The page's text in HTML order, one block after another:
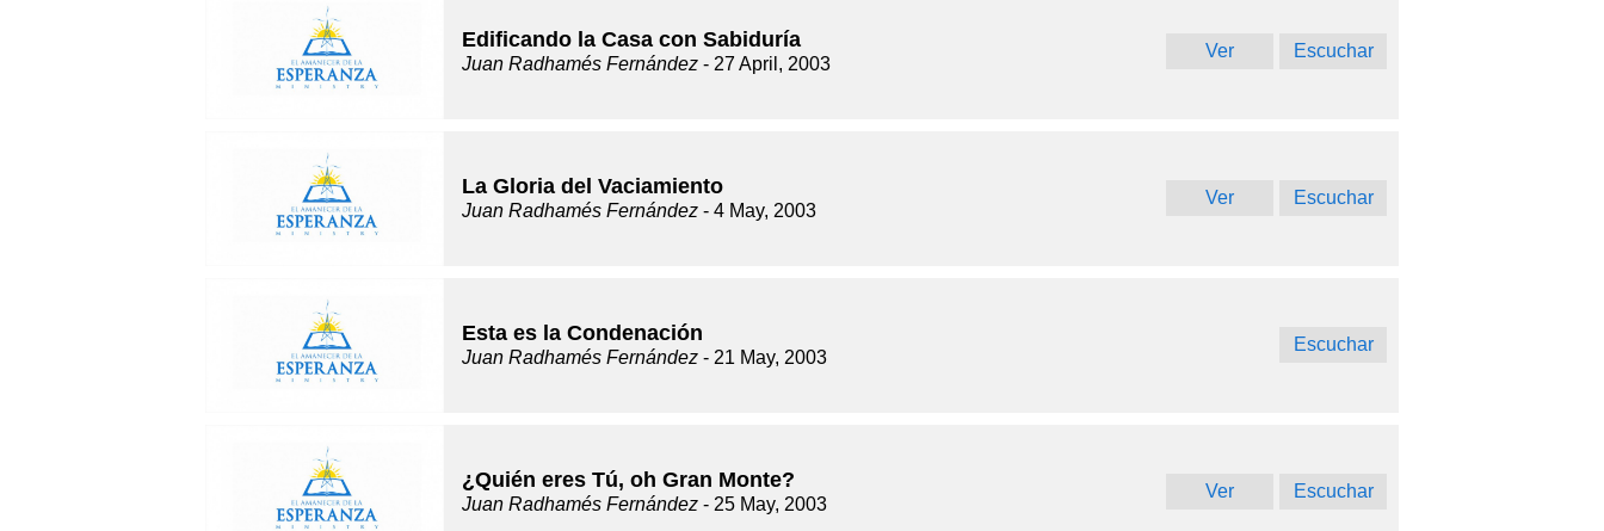
Edificando la Casa con Sabiduría
Juan Radhamés Fernández - 27 April, 2003
Ver Escuchar
La Gloria del Vaciamiento
Juan Radhamés Fernández - 4 May, 2003
Ver Escuchar
Esta es la Condenación
Juan Radhamés Fernández - 21 May, 2003
Escuchar
¿Quién eres Tú, oh Gran Monte?
Juan Radhamés Fernández - 25 May, 2003
Ver Escuchar